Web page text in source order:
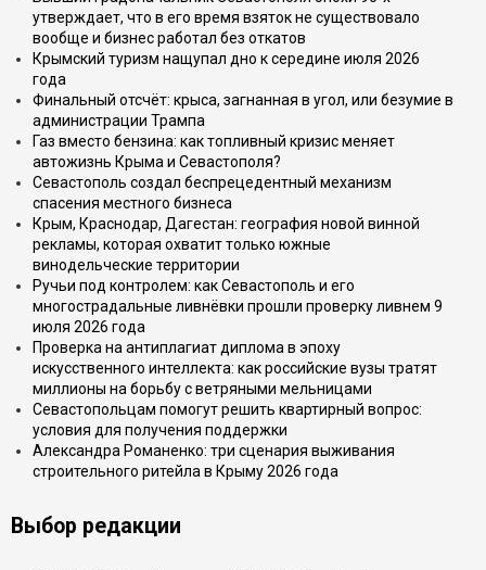
утверждает, что в его время взяток не существовало
вообще и бизнес работал без откатов
Крымский туризм нащупал дно к середине июля 2026
года
Финальный отсчёт: крыса, загнанная в угол, или безумие в
администрации Трампа
Газ вместо бензина: как топливный кризис меняет
автожизнь Крыма и Севастополя?
Севастополь создал беспрецедентный механизм
спасения местного бизнеса
Крым, Краснодар, Дагестан: география новой винной
рекламы, которая охватит только южные
винодельческие территории
Ручьи под контролем: как Севастополь и его
многострадальные ливнёвки прошли проверку ливнем 9
июля 2026 года
Проверка на антиплагиат диплома в эпоху
искусственного интеллекта: как российские вузы тратят
миллионы на борьбу с ветряными мельницами
Севастопольцам помогут решить квартирный вопрос:
условия для получения поддержки
Александра Романенко: три сценария выживания
строительного ритейла в Крыму 2026 года
Выбор редакции